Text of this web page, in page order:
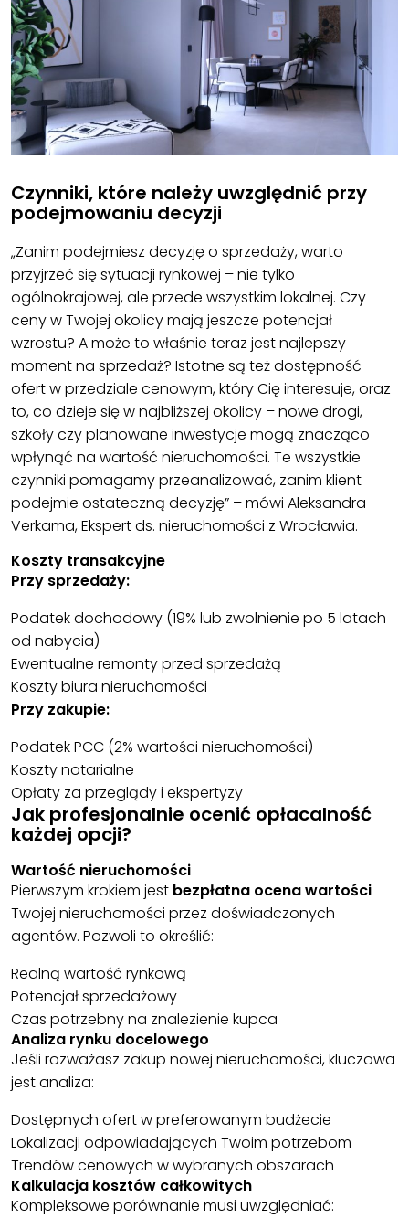
Czynniki, które należy uwzględnić przy
podejmowaniu decyzji
„Zanim podejmiesz decyzję o sprzedaży, warto
przyjrzeć się sytuacji rynkowej – nie tylko
ogólnokrajowej, ale przede wszystkim lokalnej. Czy
ceny w Twojej okolicy mają jeszcze potencjał
wzrostu? A może to właśnie teraz jest najlepszy
moment na sprzedaż? Istotne są też dostępność
ofert w przedziale cenowym, który Cię interesuje, oraz
to, co dzieje się w najbliższej okolicy – nowe drogi,
szkoły czy planowane inwestycje mogą znacząco
wpłynąć na wartość nieruchomości. Te wszystkie
czynniki pomagamy przeanalizować, zanim klient
podejmie ostateczną decyzję” – mówi Aleksandra
Verkama, Ekspert ds. nieruchomości z Wrocławia.
Koszty transakcyjne
Przy sprzedaży:
Podatek dochodowy (19% lub zwolnienie po 5 latach
od nabycia)
Ewentualne remonty przed sprzedażą
Koszty biura nieruchomości
Przy zakupie:
Podatek PCC (2% wartości nieruchomości)
Koszty notarialne
Opłaty za przeglądy i ekspertyzy
Jak profesjonalnie ocenić opłacalność
każdej opcji?
Wartość nieruchomości
Pierwszym krokiem jest bezpłatna ocena wartości
Twojej nieruchomości przez doświadczonych
agentów. Pozwoli to określić:
Realną wartość rynkową
Potencjał sprzedażowy
Czas potrzebny na znalezienie kupca
Analiza rynku docelowego
Jeśli rozważasz zakup nowej nieruchomości, kluczowa
jest analiza:
Dostępnych ofert w preferowanym budżecie
Lokalizacji odpowiadających Twoim potrzebom
Trendów cenowych w wybranych obszarach
Kalkulacja kosztów całkowitych
Kompleksowe porównanie musi uwzględniać: